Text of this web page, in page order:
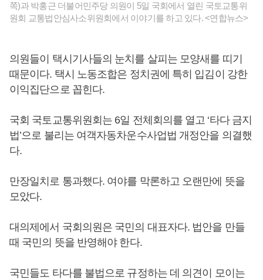
쪽)과 박홍근 더불어민주당 의원이 5일 국회에서 열린 국토교통위
원회 교통법안심사소위원회에서 이야기를 하고 있다. <연합뉴스>
의원들이 택시기사들의 눈치를 살피는 모양새를 띠기
때문이다. 택시 노동조합은 정치권에 특히 입김이 강한
이익집단으로 꼽힌다.
국회 국토교통위원회는 6일 전체회의를 열고 ‘타다 금지
법’으로 불리는 여객자동차운수사업법 개정안을 의결했
다.
만장일치로 통과했다. 여야를 막론하고 오랜만에 뜻을
모았다.
대의제에서 국회의원은 국민의 대표자다. 법안을 만들
때 국민의 뜻을 반영해야 한다.
국민들도 타다를 불법으로 규정하는 데 의견이 모이는